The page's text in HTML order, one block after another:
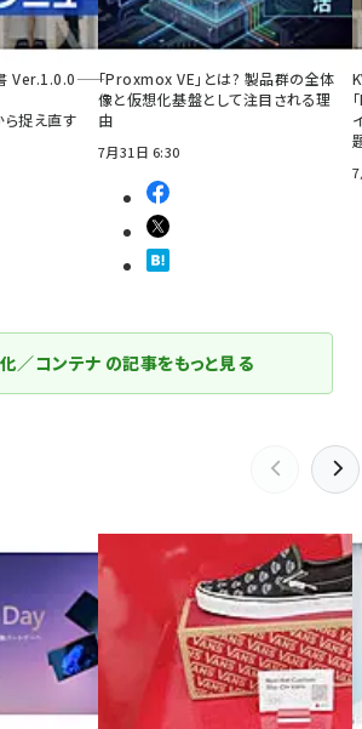
Ver.1.0.0――
捉え直す
「Proxmox VE」とは? 製品群の全体
像と仮想化基盤として注目される理
由
7月31日 6:30
／コンテナ の記事をもっと見る